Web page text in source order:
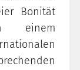
Bonität
einem